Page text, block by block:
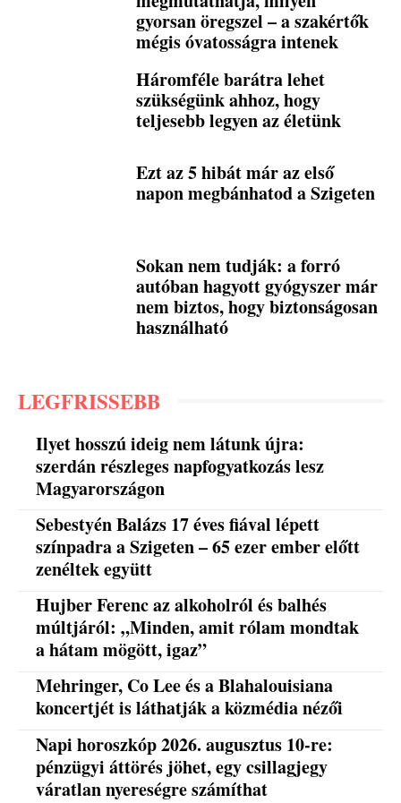
gyorsan öregszel – a szakértők
mégis óvatosságra intenek
Háromféle barátra lehet
szükségünk ahhoz, hogy
teljesebb legyen az életünk
Ezt az 5 hibát már az első
napon megbánhatod a Szigeten
Sokan nem tudják: a forró
autóban hagyott gyógyszer már
nem biztos, hogy biztonságosan
használható
LEGFRISSEBB
Ilyet hosszú ideig nem látunk újra:
szerdán részleges napfogyatkozás lesz
Magyarországon
Sebestyén Balázs 17 éves fiával lépett
színpadra a Szigeten – 65 ezer ember előtt
zenéltek együtt
Hujber Ferenc az alkoholról és balhés
múltjáról: „Minden, amit rólam mondtak
a hátam mögött, igaz”
Mehringer, Co Lee és a Blahalouisiana
koncertjét is láthatják a közmédia nézői
Napi horoszkóp 2026. augusztus 10-re:
pénzügyi áttörés jöhet, egy csillagjegy
váratlan nyereségre számíthat